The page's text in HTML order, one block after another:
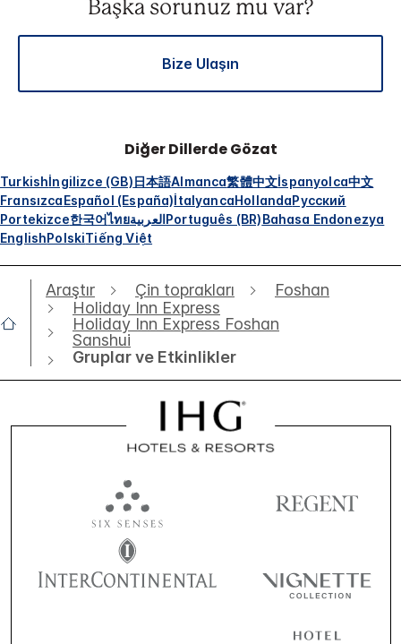
Başka sorunuz mu var?
Bize Ulaşın
Diğer Dillerde Gözat
Turkishİngilizce (GB)日本語Almanca繁體中文İspanyolca中文
FransızcaEspañol (España)İtalyancaHollandaРусский
Portekizce한국어ไทยالعربيةPortuguês (BR)Bahasa Endonezya
EnglishPolskiTiếng Việt
Araştır Çin toprakları
Foshan
Holiday Inn Express
Holiday Inn Express Foshan
Sanshui
Gruplar ve Etkinlikler